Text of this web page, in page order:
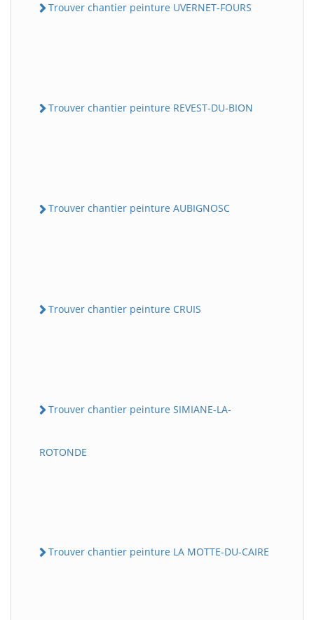
Trouver chantier peinture UVERNET-FOURS
Trouver chantier peinture REVEST-DU-BION
Trouver chantier peinture AUBIGNOSC
Trouver chantier peinture CRUIS
Trouver chantier peinture SIMIANE-LA-
ROTONDE
Trouver chantier peinture LA MOTTE-DU-CAIRE